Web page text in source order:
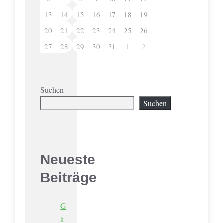
13
14 15 16 17 18
19
20
21 22 23 24 25
26
27
28 29 30 31 1 2
Suchen
Suchen
Neueste
Beiträge
G
ä